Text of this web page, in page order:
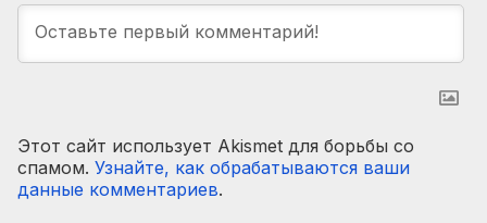
Этот сайт использует Akismet для борьбы со
спамом. Узнайте, как обрабатываются ваши
данные комментариев.